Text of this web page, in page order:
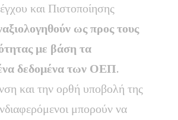
και Πιστοποίησης
ως προς τους
με βάση τα
δεδομένα των ΟΕΠ.
και την ορθή υποβολή της
μπορούν να